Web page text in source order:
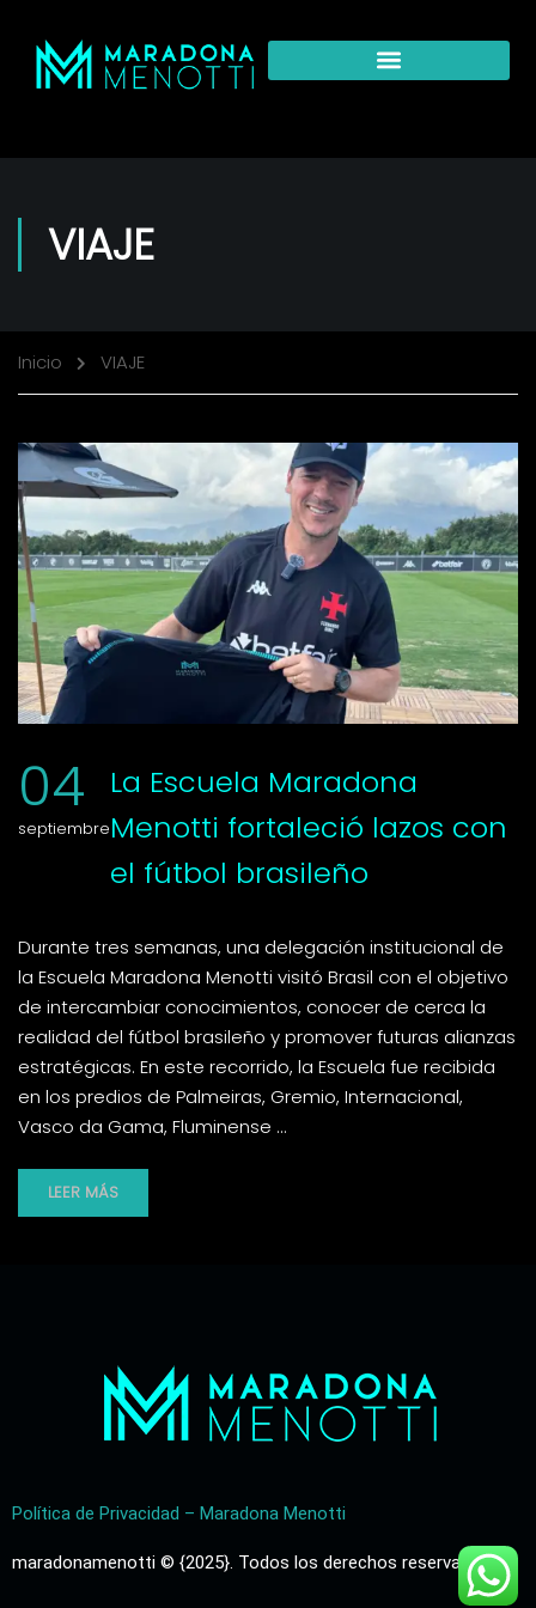
VIAJE
Inicio VIAJE
04
septiembre
La Escuela Maradona
Menotti fortaleció lazos con
el fútbol brasileño
Durante tres semanas, una delegación institucional de
la Escuela Maradona Menotti visitó Brasil con el objetivo
de intercambiar conocimientos, conocer de cerca la
realidad del fútbol brasileño y promover futuras alianzas
estratégicas. En este recorrido, la Escuela fue recibida
en los predios de Palmeiras, Gremio, Internacional,
Vasco da Gama, Fluminense …
LEER MÁS
Política de Privacidad – Maradona Menotti
maradonamenotti © {2025}. Todos los derechos reservados.